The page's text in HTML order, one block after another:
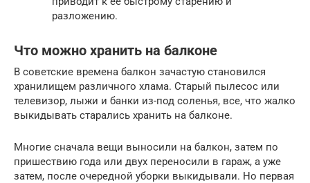
разложению.
Что можно хранить на балконе
В советские времена балкон зачастую становился
хранилищем различного хлама. Старый пылесос или
телевизор, лыжи и банки из-под соленья, все, что жалко
выкидывать старались хранить на балконе.
Многие сначала вещи выносили на балкон, затем по
пришествию года или двух переносили в гараж, а уже
затем, после очередной уборки выкидывали. Но первая